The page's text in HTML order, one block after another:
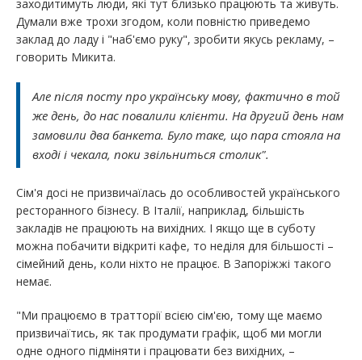
заходитимуть люди, які тут близько працюють та живуть.
Думали вже трохи згодом, коли повністю приведемо
заклад до ладу і "наб'ємо руку", зробити якусь рекламу, –
говорить Микита.
Але після посту про українську мову, фактично в той
же день, до нас повалили клієнти. На другий день нам
замовили два банкета. Було таке, що пара стояла на
вході і чекала, поки звільниться столик".
Сім'я досі не призвичаїлась до особливостей українського
ресторанного бізнесу. В Італії, наприклад, більшість
закладів не працюють на вихідних. І якщо ще в суботу
можна побачити відкриті кафе, то неділя для більшості –
сімейний день, коли ніхто не працює. В Запоріжжі такого
немає.
"Ми працюємо в тратторії всією сім'єю, тому ще маємо
призвичаїтись, як так продумати графік, щоб ми могли
одне одного підміняти і працювати без вихідних, –